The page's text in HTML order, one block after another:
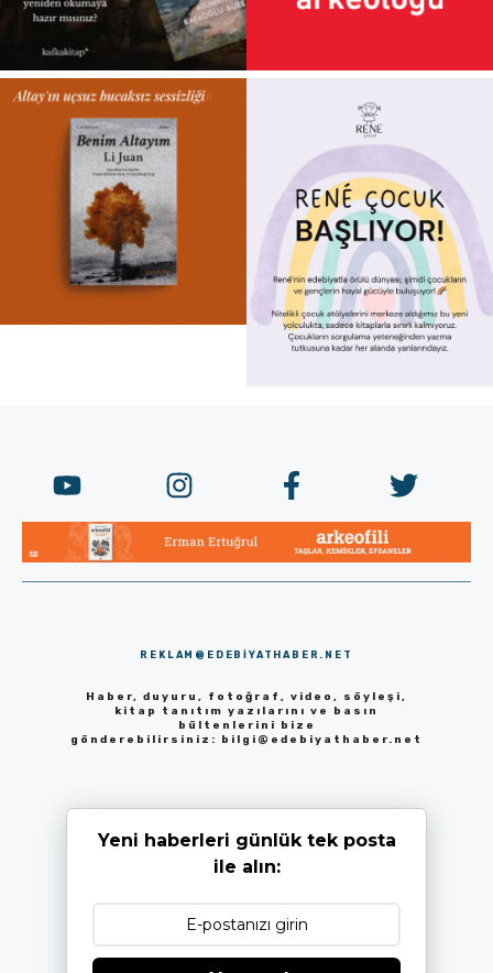
REKLAM@EDEBIYATHABER.NET
Haber, duyuru, fotoğraf, video, söyleşi,
kitap tanıtım yazılarını ve basın
bültenlerini bize
gönderebilirsiniz: bilgi@edebiyathaber.net
Yeni haberleri günlük tek posta
ile alın: